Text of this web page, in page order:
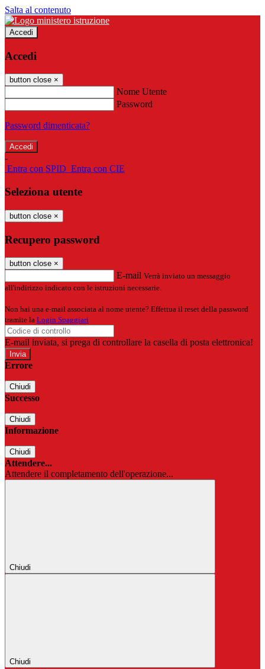
Salta al contenuto
Accedi
Accedi
button close ×
Nome Utente
Password
Password dimenticata?
-
Entra con SPID Entra con CIE
Seleziona utente
button close ×
Recupero password
button close ×
E-mail Verrà inviato un messaggio
all'indirizzo indicato con le istruzioni necessarie.
Non hai una e-mail associata al nome utente? Effettua il reset della password
tramite la Login Spaggiari
E-mail inviata, si prega di controllare la casella di posta elettronica!
Errore
Chiudi
Successo
Chiudi
Informazione
Chiudi
Attendere...
Attendere il completamento dell'operazione...
Chiudi
Chiudi